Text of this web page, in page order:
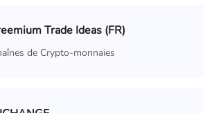
Trade Ideas (FR)
de Crypto-monnaies